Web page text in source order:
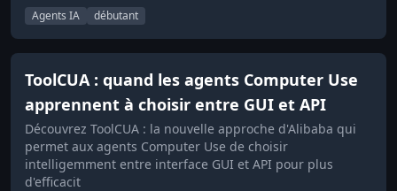
Agents IA débutant
ToolCUA : quand les agents Computer Use
apprennent à choisir entre GUI et API
Découvrez ToolCUA : la nouvelle approche d'Alibaba qui
permet aux agents Computer Use de choisir
intelligemment entre interface GUI et API pour plus
d'efficacit